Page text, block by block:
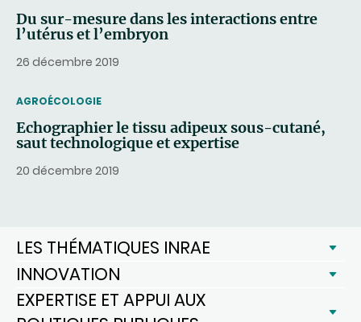
Du sur-mesure dans les interactions entre
l’utérus et l’embryon
26 décembre 2019
THEMATIC
AGROÉCOLOGIE
Echographier le tissu adipeux sous-cutané,
saut technologique et expertise
20 décembre 2019
LES THÉMATIQUES INRAE
INNOVATION
EXPERTISE ET APPUI AUX